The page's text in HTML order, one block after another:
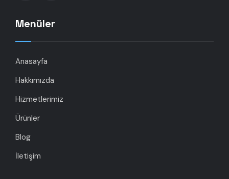
Menüler
Anasayfa
Hakkımızda
Hizmetlerimiz
Ürünler
Blog
İletişim